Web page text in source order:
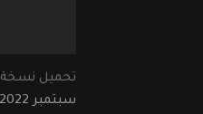
تحميل نسخة
سبتمبر 2022